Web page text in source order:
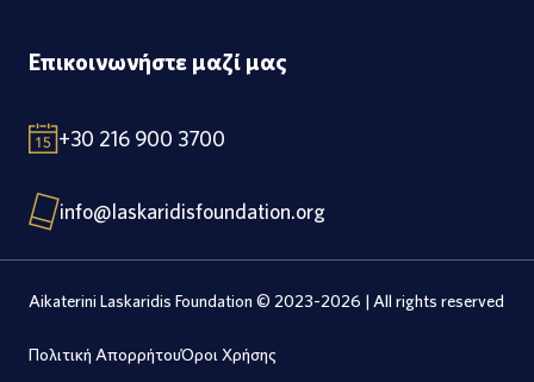
Επικοινωνήστε μαζί μας
+30 216 900 3700
info@laskaridisfoundation.org
Aikaterini Laskaridis Foundation © 2023-2026 | All rights reserved
Πολιτική ΑπορρήτουΌροι Χρήσης